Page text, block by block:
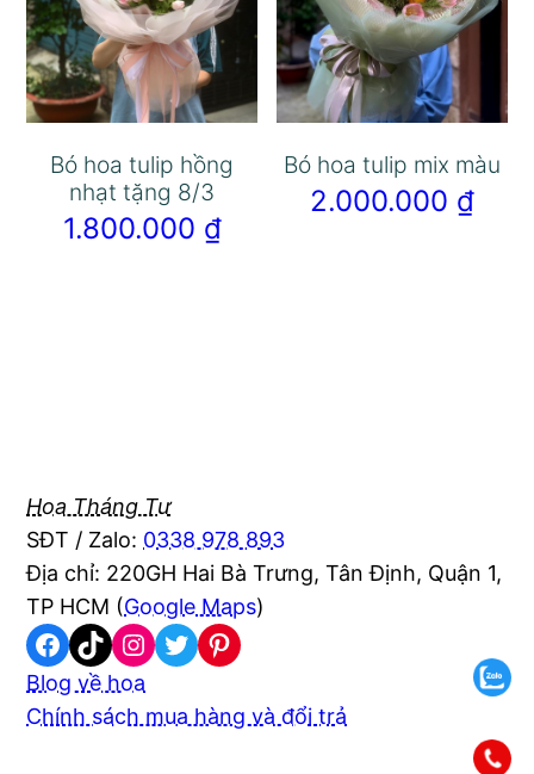
Bó hoa tulip hồng
nhạt tặng 8/3
1.800.000 ₫
Bó hoa tulip mix màu
2.000.000 ₫
Hoa Tháng Tư
SĐT / Zalo: 0338 978 893
Địa chỉ: 220GH Hai Bà Trưng, Tân Định, Quận 1,
TP HCM (Google Maps)
Facebook
TikTokInstagram
TwitterPinterest
Blog về hoa
Chính sách mua hàng và đổi trả